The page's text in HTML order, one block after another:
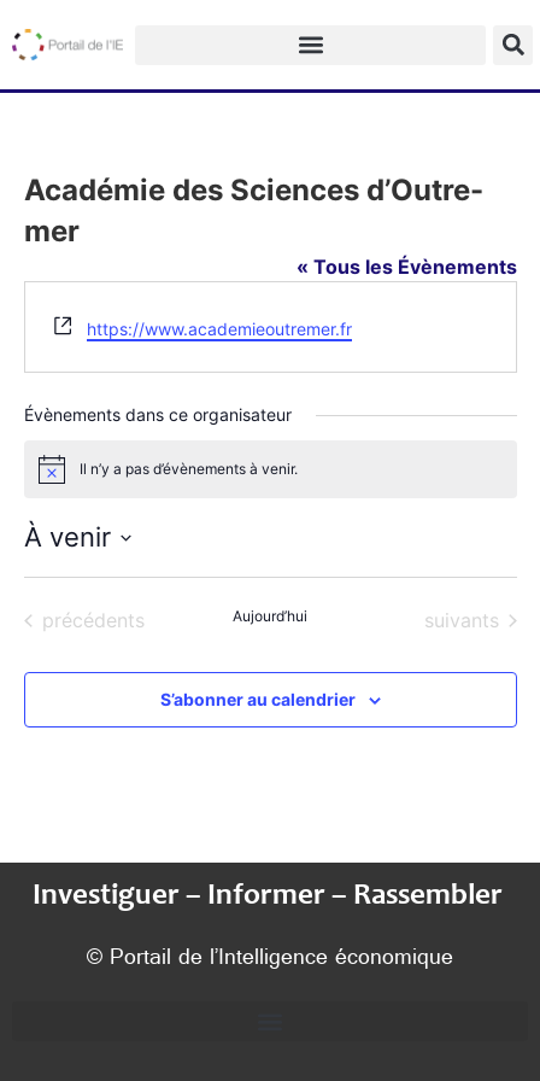
Académie des Sciences d’Outre-
mer
« Tous les Évènements
Site
https://www.academieoutremer.fr
Évènements dans ce organisateur
NoticeIl n’y a pas d’évènements à venir.
À venir
une
Évènements
précédents Aujourd’hui Évènements
suivants
S’abonner au calendrier
Investiguer – Informer – Rassembler
© Portail de l’Intelligence économique